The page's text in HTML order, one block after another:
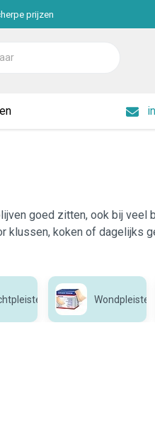
prijzen
goed zitten, ook bij veel
klussen, koken of dagelijks
Wondpleister